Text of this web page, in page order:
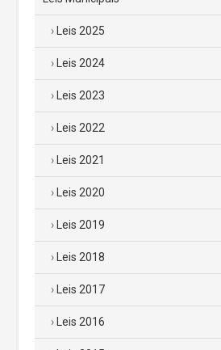
Leis 2025
Leis 2024
Leis 2023
Leis 2022
Leis 2021
Leis 2020
Leis 2019
Leis 2018
Leis 2017
Leis 2016